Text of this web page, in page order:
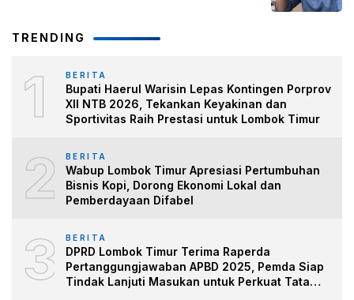
TRENDING
1 BERITA
Bupati Haerul Warisin Lepas Kontingen Porprov
XII NTB 2026, Tekankan Keyakinan dan
Sportivitas Raih Prestasi untuk Lombok Timur
2 BERITA
Wabup Lombok Timur Apresiasi Pertumbuhan
Bisnis Kopi, Dorong Ekonomi Lokal dan
Pemberdayaan Difabel
3 BERITA
DPRD Lombok Timur Terima Raperda
Pertanggungjawaban APBD 2025, Pemda Siap
Tindak Lanjuti Masukan untuk Perkuat Tata